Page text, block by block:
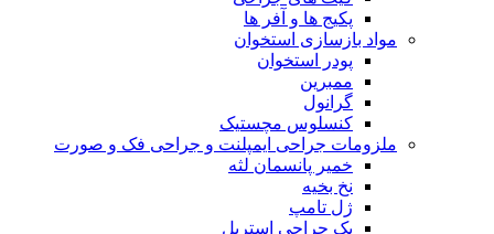
پکیج ها و آفر ها
مواد بازسازی استخوان
پودر استخوان
ممبرین
گرانول
کنسلوس مچستیک
ملزومات جراحی ایمپلنت و جراحی فک و صورت
خمیر پانسمان لثه
نخ بخیه
ژل تامپ
پک جراحی استریل